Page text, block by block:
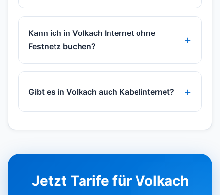
Kann ich in Volkach Internet ohne
Festnetz buchen?
Gibt es in Volkach auch Kabelinternet?
Jetzt Tarife für Volkach